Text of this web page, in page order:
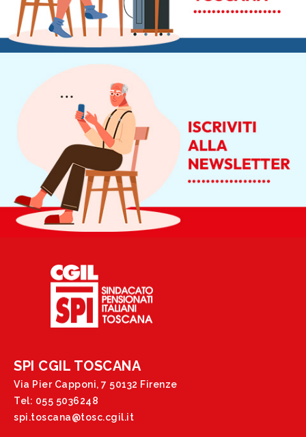
SPI CGIL TOSCANA
Via Pier Capponi, 7 50132 Firenze
Tel: 055 5036248
spi.toscana@tosc.cgil.it